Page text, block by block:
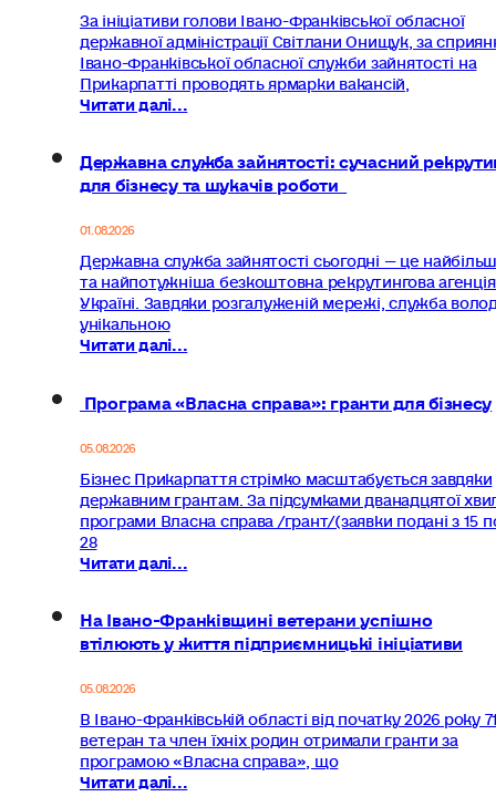
За ініціативи голови Івано-Франківської обласної
державної адміністрації Світлани Онищук, за
Івано-Франківської обласної служби зайнятості на
Прикарпатті проводять ярмарки вакансій,
Читати далі...
Державна служба зайнятості: сучасний
для бізнесу та шукачів роботи
01.08.2026
Державна служба зайнятості сьогодні — це
та найпотужніша безкоштовна рекрутингова
Україні. Завдяки розгалуженій мережі, служба
унікальною
Читати далі...
Програма «Власна справа»: гранти для бізнесу
05.08.2026
Бізнес Прикарпаття стрімко масштабується завдяки
державним грантам. За підсумками дванадцятої
програми Власна справа /грант/(заявки подані з 15
28
Читати далі...
На Івано-Франківщині ветерани успішно
втілюють у життя підприємницькі ініціативи
05.08.2026
В Івано-Франківській області від початку 2026 року
ветеран та член їхніх родин отримали гранти за
програмою «Власна справа», що
Читати далі...